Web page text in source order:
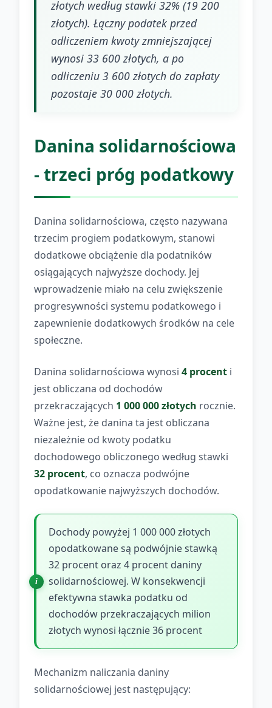
złotych według stawki 32% (19 200
złotych). Łączny podatek przed
odliczeniem kwoty zmniejszającej
wynosi 33 600 złotych, a po
odliczeniu 3 600 złotych do zapłaty
pozostaje 30 000 złotych.
Danina solidarnościowa
- trzeci próg podatkowy
Danina solidarnościowa, często nazywana
trzecim progiem podatkowym, stanowi
dodatkowe obciążenie dla podatników
osiągających najwyższe dochody. Jej
wprowadzenie miało na celu zwiększenie
progresywności systemu podatkowego i
zapewnienie dodatkowych środków na cele
społeczne.
Danina solidarnościowa wynosi 4 procent i
jest obliczana od dochodów
przekraczających 1 000 000 złotych rocznie.
Ważne jest, że danina ta jest obliczana
niezależnie od kwoty podatku
dochodowego obliczonego według stawki
32 procent, co oznacza podwójne
opodatkowanie najwyższych dochodów.
Dochody powyżej 1 000 000 złotych
opodatkowane są podwójnie stawką
32 procent oraz 4 procent daniny
solidarnościowej. W konsekwencji
efektywna stawka podatku od
dochodów przekraczających milion
złotych wynosi łącznie 36 procent
Mechanizm naliczania daniny
solidarnościowej jest następujący: